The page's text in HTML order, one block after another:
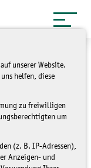
unserer Website.
helfen, diese
zu freiwilligen
um
(z. B. IP-Adressen),
Anzeigen- und